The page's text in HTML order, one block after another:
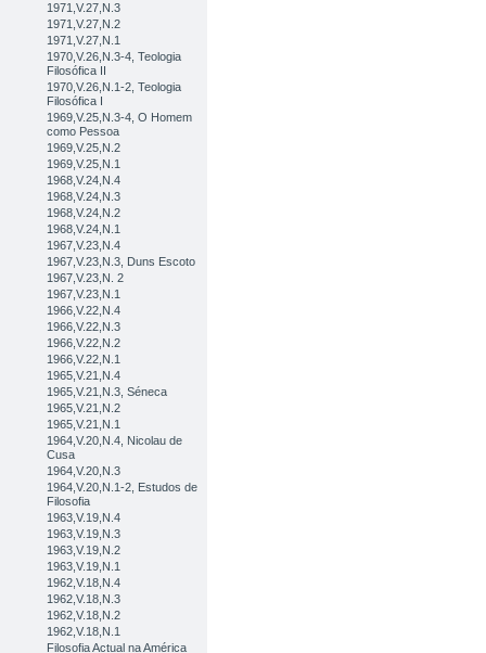
1971,V.27,N.3
1971,V.27,N.2
1971,V.27,N.1
1970,V.26,N.3-4, Teologia
Filosófica II
1970,V.26,N.1-2, Teologia
Filosófica I
1969,V.25,N.3-4, O Homem
como Pessoa
1969,V.25,N.2
1969,V.25,N.1
1968,V.24,N.4
1968,V.24,N.3
1968,V.24,N.2
1968,V.24,N.1
1967,V.23,N.4
1967,V.23,N.3, Duns Escoto
1967,V.23,N. 2
1967,V.23,N.1
1966,V.22,N.4
1966,V.22,N.3
1966,V.22,N.2
1966,V.22,N.1
1965,V.21,N.4
1965,V.21,N.3, Séneca
1965,V.21,N.2
1965,V.21,N.1
1964,V.20,N.4, Nicolau de
Cusa
1964,V.20,N.3
1964,V.20,N.1-2, Estudos de
Filosofia
1963,V.19,N.4
1963,V.19,N.3
1963,V.19,N.2
1963,V.19,N.1
1962,V.18,N.4
1962,V.18,N.3
1962,V.18,N.2
1962,V.18,N.1
Filosofia Actual na América